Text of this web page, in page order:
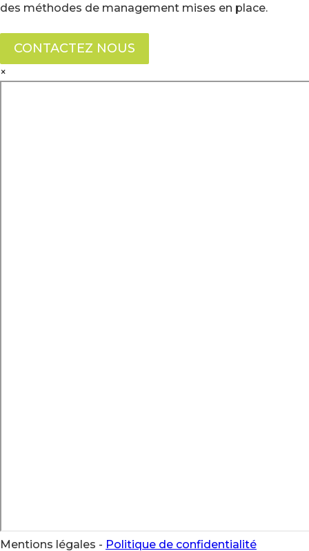
des méthodes de management mises en place.
CONTACTEZ NOUS
×
Mentions légales - Politique de confidentialité